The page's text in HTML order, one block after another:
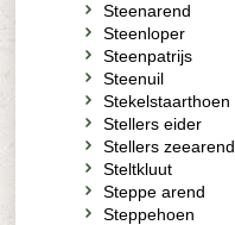
Steenarend
Steenloper
Steenpatrijs
Steenuil
Stekelstaarthoen
Stellers eider
Stellers zeearend
Steltkluut
Steppe arend
Steppehoen